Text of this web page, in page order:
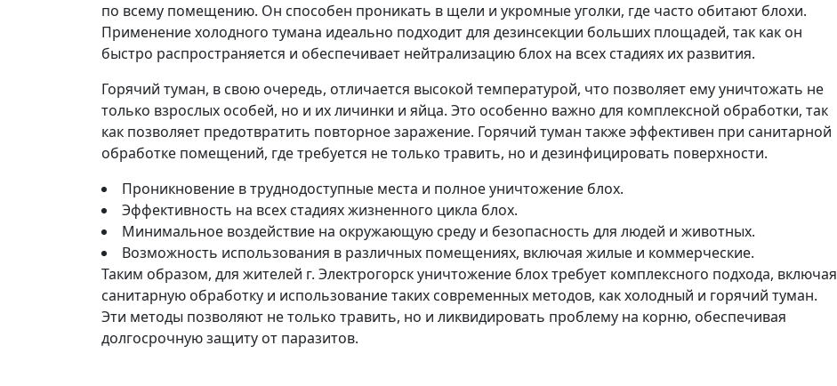
по всему помещению. Он способен проникать в щели и укромные уголки, где часто обитают блохи.
Применение холодного тумана идеально подходит для дезинсекции больших площадей, так как он
быстро распространяется и обеспечивает нейтрализацию блох на всех стадиях их развития.
Горячий туман, в свою очередь, отличается высокой температурой, что позволяет ему уничтожать не
только взрослых особей, но и их личинки и яйца. Это особенно важно для комплексной обработки, так
как позволяет предотвратить повторное заражение. Горячий туман также эффективен при санитарной
обработке помещений, где требуется не только травить, но и дезинфицировать поверхности.
Проникновение в труднодоступные места и полное уничтожение блох.
Эффективность на всех стадиях жизненного цикла блох.
Минимальное воздействие на окружающую среду и безопасность для людей и животных.
Возможность использования в различных помещениях, включая жилые и коммерческие.
Таким образом, для жителей г. Электрогорск уничтожение блох требует комплексного подхода, включая
санитарную обработку и использование таких современных методов, как холодный и горячий туман.
Эти методы позволяют не только травить, но и ликвидировать проблему на корню, обеспечивая
долгосрочную защиту от паразитов.